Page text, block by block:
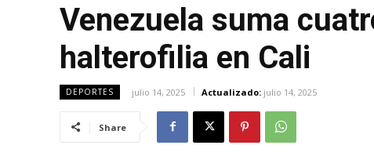
Venezuela suma
halterofilia en Cali
DEPORTES julio 14, 2025 Actualizado: julio 14, 2025
Share